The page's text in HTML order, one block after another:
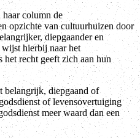
column de
opzichte van cultuurhuizen door
diepgaander en
hierbij naar het
recht geeft zich aan hun
belangrijk, diepgaand of
of levensovertuiging
meer waard dan een